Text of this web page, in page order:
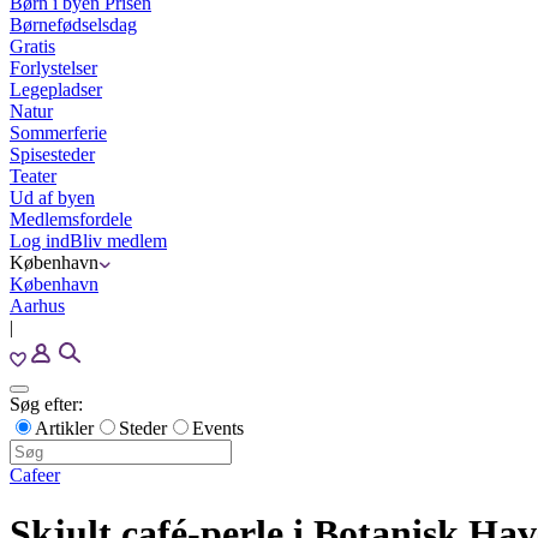
Børnefødselsdag
Gratis
Forlystelser
Legepladser
Natur
Sommerferie
Spisesteder
Teater
Ud af byen
Medlemsfordele
Log indBliv medlem
København
København
Aarhus
|
Søg efter:
Artikler
Steder Events
Cafeer